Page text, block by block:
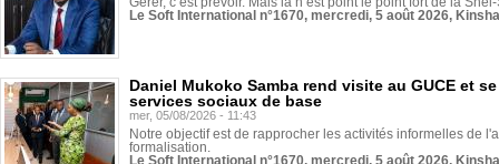
Le Soft International n°1670, mercredi, 5 août 2026,
Daniel Mukoko Samba rend visite au GUCE et
services sociaux de base
mer, 05/08/2026 - 11:43
Notre objectif est de rapprocher les activités informelles de
formalisation.
Le Soft International n°1670, mercredi, 5 août 2026,